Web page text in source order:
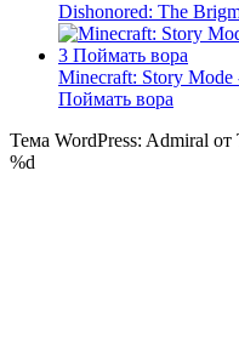
Dishonored: The
Minecraft: Story
Поймать вора
Тема WordPress: Admiral от
%d